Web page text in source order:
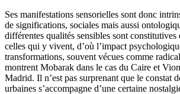
Ses manifestations sensorielles sont donc
de significations, sociales mais aussi
différentes qualités sensibles sont constitutives
celles qui y vivent, d’où l’impact
transformations, souvent vécues comme
montrent Mobarak dans le cas du Caire et
Madrid. Il n’est pas surprenant que le constat
urbaines s’accompagne d’une certaine